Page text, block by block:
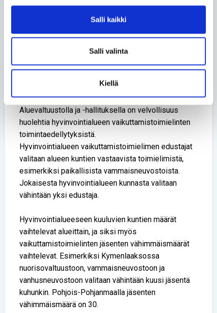
Salli kaikki
Salli valinta
Kiellä
Tärkeä osa
hyvinvointialuedemokratiaa
vanhusneuvoston rinnalla hyvinvointialueen
lakisääteinen vaikuttamistoimielin.
Aluevaltuustolla ja -hallituksella on velvollisuus
huolehtia hyvinvointialueen vaikuttamistoimielinten
toimintaedellytyksistä.
Hyvinvointialueen vaikuttamistoimielimen edustajat
valitaan alueen kuntien vastaavista toimielimistä,
esimerkiksi paikallisista vammaisneuvostoista.
Jokaisesta hyvinvointialueen kunnasta valitaan
vähintään yksi edustaja.
Hyvinvointialueeseen kuuluvien kuntien määrät
vaihtelevat alueittain, ja siksi myös
vaikuttamistoimielinten jäsenten vähimmäismäärät
vaihtelevat. Esimerkiksi Kymenlaaksossa
nuorisovaltuustoon, vammaisneuvostoon ja
vanhusneuvostoon valitaan vähintään kuusi jäsentä
kuhunkin. Pohjois-Pohjanmaalla jäsenten
vähimmäismäärä on 30.